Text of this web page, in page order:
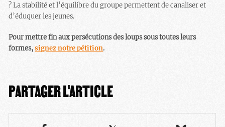
? La stabilité et l’équilibre du groupe permettent de canaliser et
d’éduquer les jeunes.
Pour mettre fin aux persécutions des loups sous toutes leurs
formes,signez notre pétition.
PARTAGER L'ARTICLE